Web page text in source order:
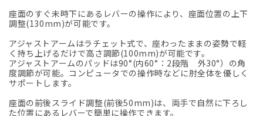
座面のすぐ未時下にあるレバーの操作により、座面位置の上下
調整(130mm)が可能です。
アジャストアームはラチェット式で、座わったままの姿勢で軽
く持ち上げるだけで高さ調節(100mm)が可能です。
アジャストアームのパッドは90°(内60°：2段階 外30°）の角
度調節が可能。コンピュータでの操作時などに肘全体を優しく
サポートします。
座面の前後スライド調整(前後50mm)は、両手で自然に下ろし
た位置にあるレバーで簡単に操作できます。